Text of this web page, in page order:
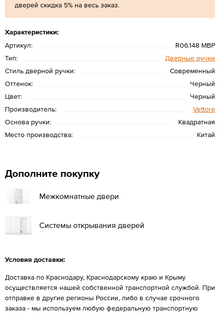
дверей скидка 5% на весь заказ.
Характеристики:
Артикул:
R06.148 MBP
Тип:
Дверные ручки
Стиль дверной ручки:
Современный
Оттенок:
Черный
Цвет:
Черный
Производитель:
Vettore
Основа ручки:
Квадратная
Место производства:
Китай
Дополните покупку
Межкомнатные двери
Системы открывания дверей
Условия доставки:
Доставка по Краснодару, Краснодарскому краю и Крыму
осуществляется нашей собственной транспортной службой. При
отправке в другие регионы России, либо в случае срочного
заказа - мы используем любую федеральную транспортную